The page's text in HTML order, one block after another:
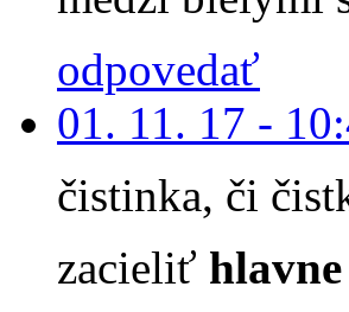
odpovedať
01. 11. 17 -
čistinka, či
zacieliť hlavne